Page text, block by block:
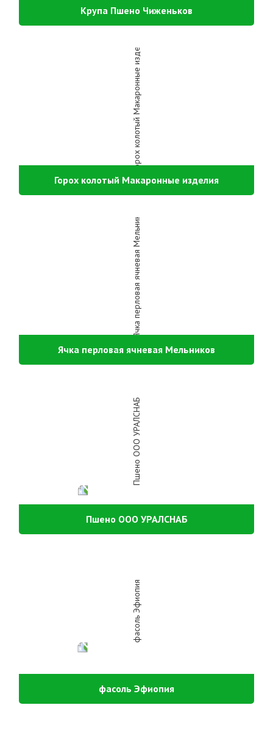
Крупа Пшено Чиженьков
Горох колотый Макаронные изделия
Ячка перловая ячневая Мельников
Пшено ООО УРАЛСНАБ
фасоль Эфиопия